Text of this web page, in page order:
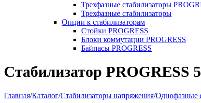
Трехфазные стабилизаторы
Трехфазные стабилизаторы
Опции к стабилизаторам
Стойки PROGRESS
Блоки коммутации PROGRESS
Байпасы PROGRESS
Стабилизатор PROGRESS
Главная/Каталог/Стабилизаторы напряжения/Однофазные